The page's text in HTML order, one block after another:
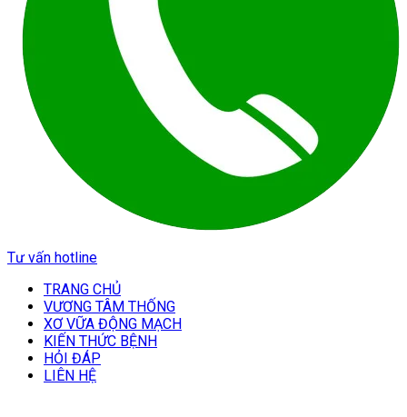
Tư vấn hotline
TRANG CHỦ
VƯƠNG TÂM THỐNG
XƠ VỮA ĐỘNG MẠCH
KIẾN THỨC BỆNH
HỎI ĐÁP
LIÊN HỆ